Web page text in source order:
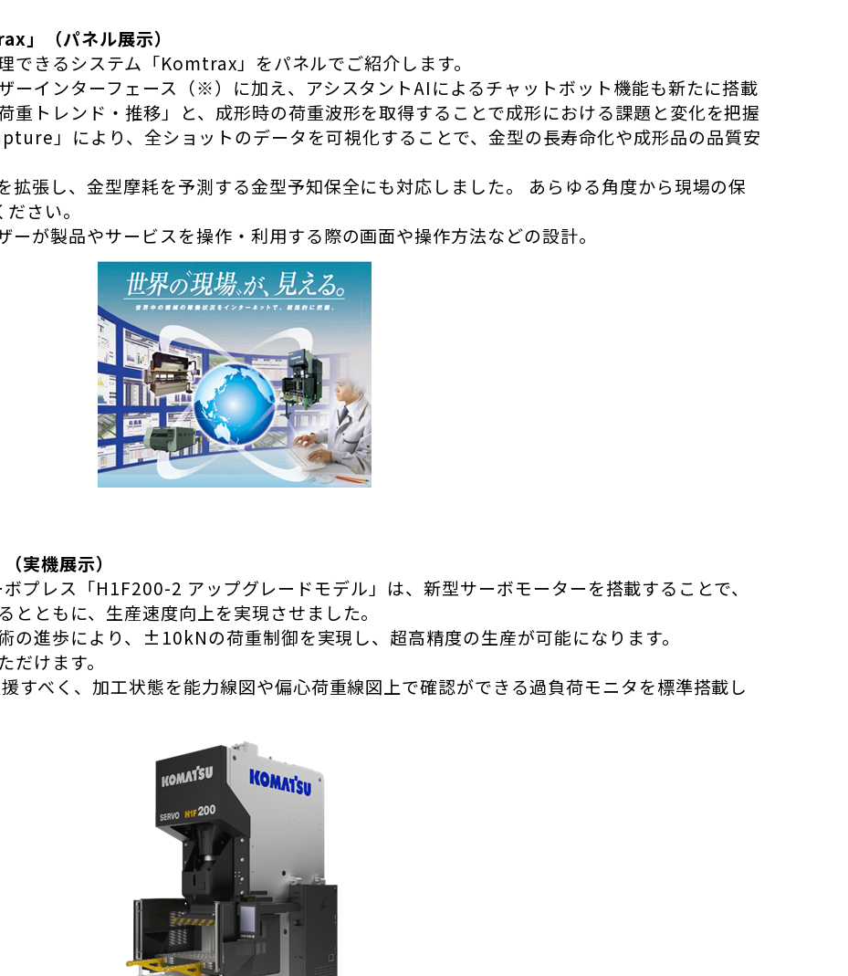
」（パネル展示）
できるシステム「Komtrax」をパネルでご紹介します。
ーインターフェース（※）に加え、アシスタントAIによるチャットボット機能も新たに搭載
重トレンド・推移」と、成形時の荷重波形を取得することで成形における課題と変化を把握
」により、全ショットのデータを可視化することで、金型の長寿命化や成形品の品質安
張し、金型摩耗を予測する金型予知保全にも対応しました。 あらゆる角度から現場の保
さい。
が製品やサービスを操作・利用する際の画面や操作方法などの設計。
実機展示）
プレス「H1F200-2 アップグレードモデル」は、新型サーボモーターを搭載することで、
ともに、生産速度向上を実現させました。
の進歩により、±10kNの荷重制御を実現し、超高精度の生産が可能になります。
けます。
すべく、加工状態を能力線図や偏心荷重線図上で確認ができる過負荷モニタを標準搭載し